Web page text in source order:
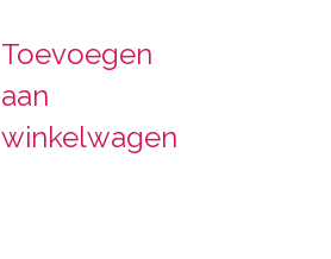
Toevoegen
aan
winkelwagen